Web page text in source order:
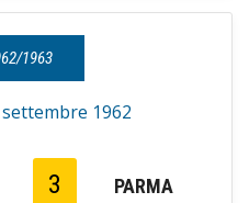
1963
1962
3 PARMA